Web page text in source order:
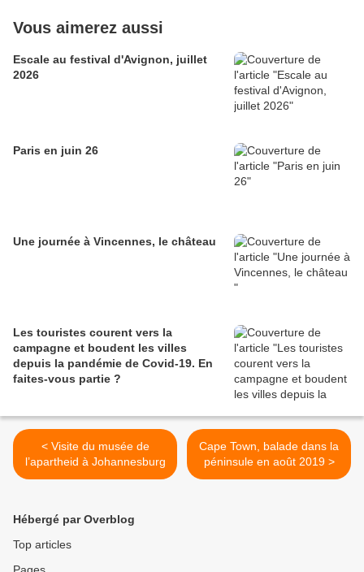
Vous aimerez aussi
Escale au festival d'Avignon, juillet
2026
Paris en juin 26
Une journée à Vincennes, le château
Les touristes courent vers la
campagne et boudent les villes
depuis la pandémie de Covid‑19. En
faites‑vous partie ?
< Visite du musée de
l’apartheid à Johannesburg
Cape Town, balade dans la
péninsule en août 2019 >
Hébergé par Overblog
Top articles